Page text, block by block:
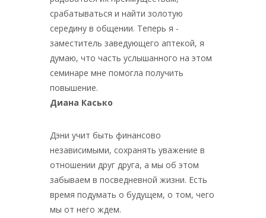
срабатываться и найти золотую
середину в общении. Теперь я -
заместитель заведующего аптекой, я
думаю, что часть услышанного на этом
семинаре мне помогла получить
повышение.
Диана Касько
Дэни учит быть финансово
независимыми, сохранять уважение в
отношении друг друга, а мы об этом
забываем в посведневной жизни. Есть
время подумать о будущем, о том, чего
мы от него ждем.